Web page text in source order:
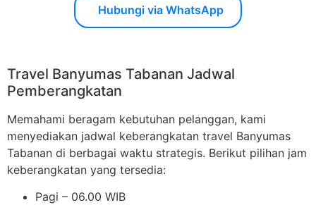
Hubungi via WhatsApp
Travel Banyumas Tabanan Jadwal
Pemberangkatan
Memahami beragam kebutuhan pelanggan, kami
menyediakan jadwal keberangkatan travel Banyumas
Tabanan di berbagai waktu strategis. Berikut pilihan jam
keberangkatan yang tersedia:
Pagi – 06.00 WIB